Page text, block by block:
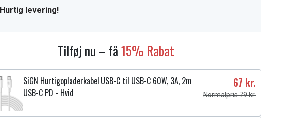
Hurtig levering!
Tilføj nu – få15% Rabat
SiGN Hurtigopladerkabel USB-C til USB-C 60W, 3A, 2m
USB-C PD - Hvid
67 kr.
Normalpris 79 kr.